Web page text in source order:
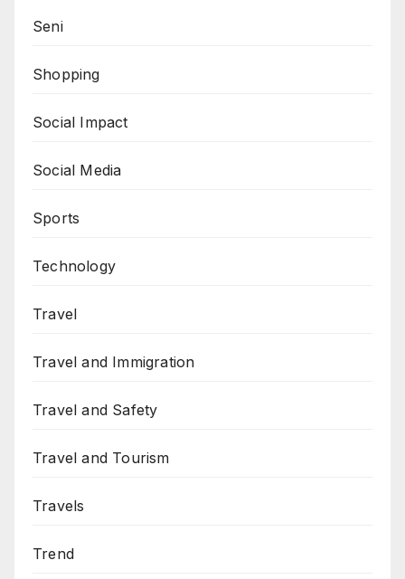
Seni
Shopping
Social Impact
Social Media
Sports
Technology
Travel
Travel and Immigration
Travel and Safety
Travel and Tourism
Travels
Trend